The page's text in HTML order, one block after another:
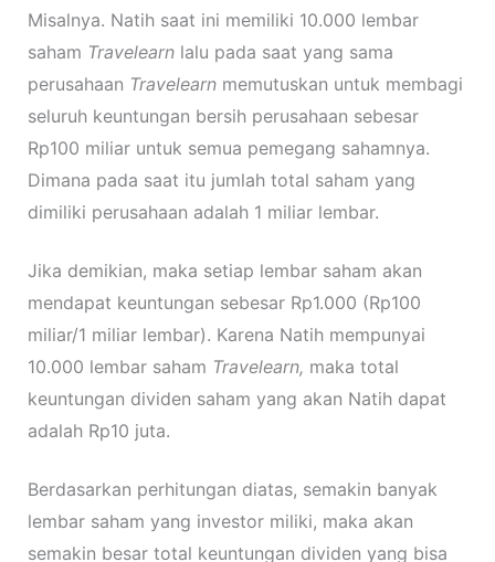
Misalnya. Natih saat ini memiliki 10.000 lembar
saham Travelearnlalu pada saat yang sama
perusahaan Travelearnmemutuskan untuk membagi
seluruh keuntungan bersih perusahaan sebesar
Rp100 miliar untuk semua pemegang sahamnya.
Dimana pada saat itu jumlah total saham yang
dimiliki perusahaan adalah 1 miliar lembar.
Jika demikian, maka setiap lembar saham akan
mendapat keuntungan sebesar Rp1.000 (Rp100
miliar/1 miliar lembar). Karena Natih mempunyai
10.000 lembar saham Travelearn, maka total
keuntungan dividen saham yang akan Natih dapat
adalah Rp10 juta.
Berdasarkan perhitungan diatas, semakin banyak
lembar saham yang investor miliki, maka akan
semakin besar total keuntungan dividen yang bisa